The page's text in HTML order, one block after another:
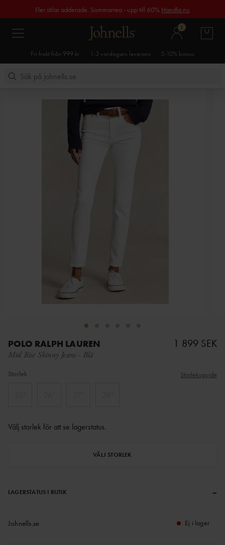
Fler stilar adderade. Sommarrea - upp till 60% Handla nu
1
Fri frakt från 999 kr 1-3 vardagars leverans 5-10% bonus
POLO RALPH LAUREN
Mid Rise Skinny Jeans - Blå
1 899 SEK
Storlek Storleksguide
Välj storlek för att se lagerstatus.
VÄLJ STORLEK
LAGERSTATUS I BUTIK –
Johnells.se Ej i lager